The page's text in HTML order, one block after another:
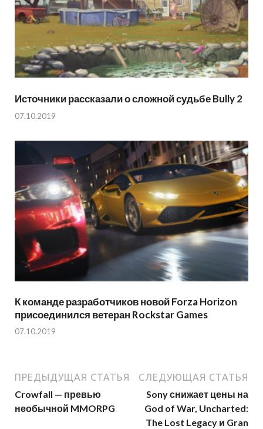
Источники рассказали о сложной судьбе Bully 2
07.10.2019
К команде разработчиков новой Forza Horizon
присоединился ветеран Rockstar Games
07.10.2019
ПРЕДЫДУЩАЯ СТАТЬЯ
Crowfall — превью
необычной MMORPG
СЛЕДУЮЩАЯ СТАТЬЯ
Sony снижает цены на
God of War, Uncharted:
The Lost Legacy и Gran